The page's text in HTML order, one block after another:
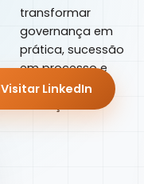
transformar
governança em
prática, sucessão
em processo e
estratégia em
Visitar LinkedIn